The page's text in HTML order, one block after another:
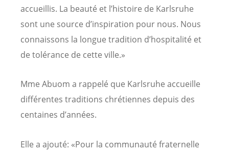
accueillis. La beauté et l’histoire de Karlsruhe
sont une source d’inspiration pour nous. Nous
connaissons la longue tradition d’hospitalité et
de tolérance de cette ville.»
Mme Abuom a rappelé que Karlsruhe accueille
différentes traditions chrétiennes depuis des
centaines d’années.
Elle a ajouté: «Pour la communauté fraternelle